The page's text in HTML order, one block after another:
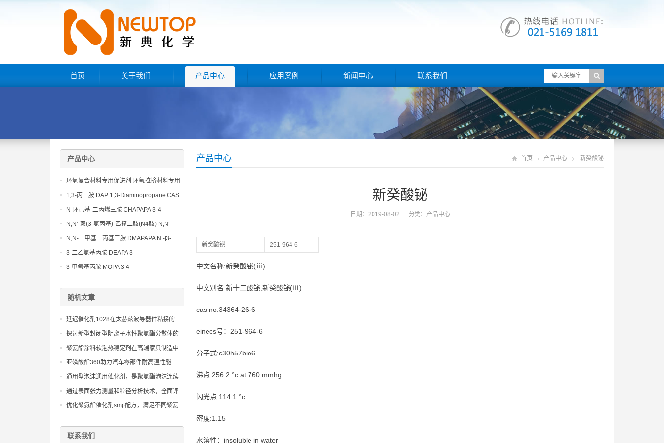
首页 关于我们 产品中心 应用案例 新闻中心 联系我们
产品中心 首页 产品中心 新癸酸铋
新癸酸铋
日期：2019-08-02 分类： 产品中心
新癸酸铋 251-964-6
中文名称:新癸酸铋(ⅲ)
中文别名:新十二酸铋;新癸酸铋(ⅲ)
cas no:34364-26-6
einecs号：251-964-6
分子式:c30h57bio6
沸点:256.2 °c at 760 mmhg
闪光点:114.1 °c
密度:1.15
水溶性：insoluble in water
产品中心
环氧复合材料专用促进剂 环氧拉挤材料专用
促进剂 NT EP 120
1,3-丙二胺 DAP 1,3-Diaminopropane CAS
No 109-76-2
N-环己基-二丙烯三胺 CHAPAPA 3-4-
Methoxypropylamine CAS No:5332-73-0
N,N’-双(3-氨丙基)-乙撑二胺(N4胺) N,N’-
Bis(3-aminopropyl)-ethylenediamine CAS
No10563-26-5
N,N-二甲基二丙基三胺 DMAPAPA N’-[3-
(dimethylamino)propyllpropane-1,3-
diamine CAS No10563-29-8
3-二乙氨基丙胺 DEAPA 3-
(Diethylamino)propylamine CAS No 104-
3-甲氧基丙胺 MOPA 3-4-
随机文章
延迟催化剂1028在太赫兹波导器件粘接的
astm e595脱气控制
探讨新型封闭型阴离子水性聚氨酯分散体的
环保与性能平衡
聚氨酯涂料软泡热稳定剂在高端家具制造中
的高效应用
亚磷酸酯360助力汽车零部件耐高温性能
通用型泡沫通用催化剂，是聚氨酯泡沫连续
发泡和模塑发泡的核心助剂
通过表面张力测量和粒径分析技术，全面评
估水性体系润湿分散剂的润湿和分散效果。
优化聚氨酯催化剂smp配方，满足不同聚氨
联系我们